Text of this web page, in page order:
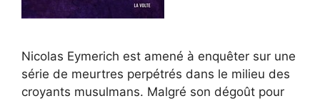
Nicolas Eymerich est amené à enquêter sur une
série de meurtres perpétrés dans le milieu des
croyants musulmans. Malgré son dégoût pour